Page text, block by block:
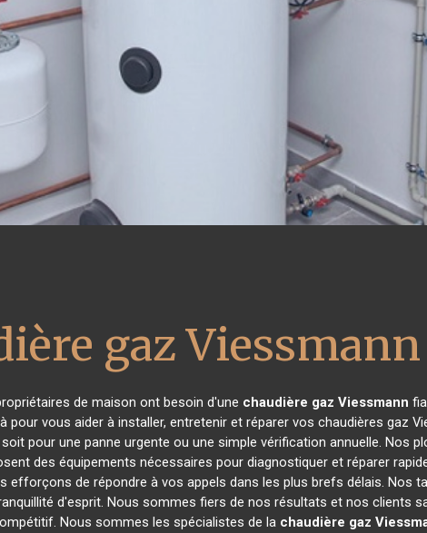
gaz Viessmann
de maison ont besoin d'une chaudière gaz Viessmann
pour vous aider à installer, entretenir et réparer vos chaudières gaz
pour une panne urgente ou une simple vérification annuelle. Nos
des équipements nécessaires pour diagnostiquer et réparer
efforçons de répondre à vos appels dans les plus brefs délais.
d'esprit. Nous sommes fiers de nos résultats et nos clients
Nous sommes les spécialistes de la chaudière gaz